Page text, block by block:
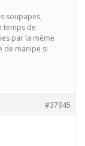
soupapes,
temps de
par la même
de manipe si
#37945